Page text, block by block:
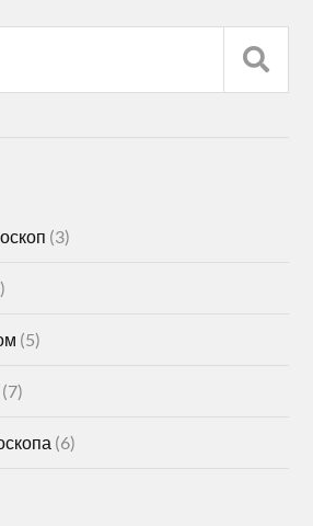
(3)
(5)
(7)
(6)